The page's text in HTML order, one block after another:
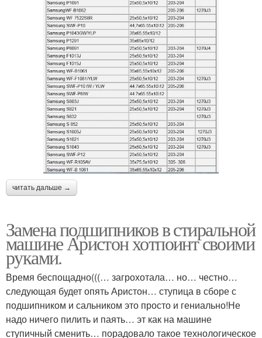
читать дальше →
Замена подшипников в стиральной
машине Аристон хотпоинт своими
руками.
Время беспощадно(((… загрохотала… но… честно…
следующая будет опять Аристон… ступица в сборе с
подшипником и сальником это просто и гениально!Не
надо ничего пилить и паять… эт как на машине
ступичный сменить… порадовало такое технологическое